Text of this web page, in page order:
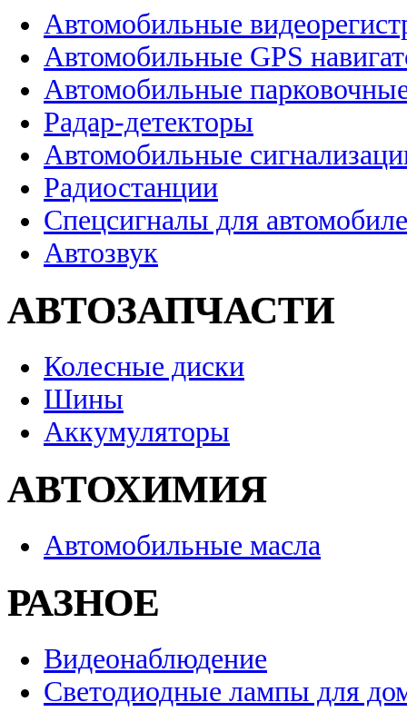
Автомобильные
Автомобильные GPS
Автомобильные
Радар-детекторы
Автомобильные
Радиостанции
Спецсигналы для
Автозвук
АВТОЗАПЧАСТИ
Колесные диски
Шины
Аккумуляторы
АВТОХИМИЯ
Автомобильные масла
РАЗНОЕ
Видеонаблюдение
Светодиодные лампы для